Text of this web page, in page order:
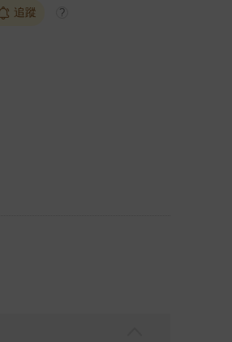
追蹤 ?